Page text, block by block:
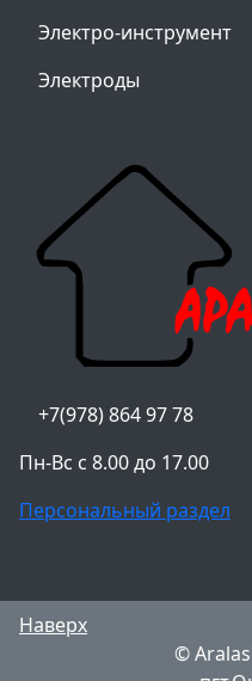
Электро-инструмент
Электроды
+7(978) 864 97 78
Пн-Вс с 8.00 до 17.00
Персональный раздел
Наверх
©